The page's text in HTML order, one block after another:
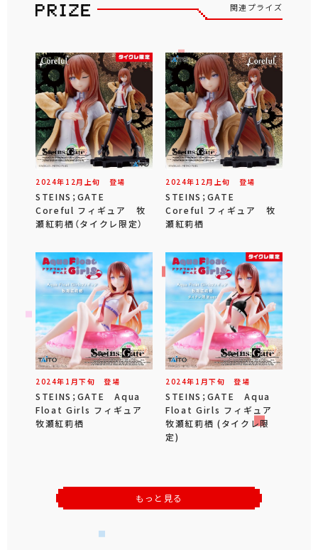
関連プライズ
2024年 12 月 上旬 登場
STEINS；GATE
Coreful フィギュア 牧
瀬紅莉栖（タイクレ限定）
2024年 12 月 上旬 登場
STEINS；GATE
Coreful フィギュア 牧
瀬紅莉栖
2024年 1 月下旬 登場
STEINS；GATE Aqua
Float Girls フィギュア
牧瀬紅莉栖
2024年 1 月下旬 登場
STEINS；GATE Aqua
Float Girls フィギュア
牧瀬紅莉栖 (タイクレ限
定)
もっと見る